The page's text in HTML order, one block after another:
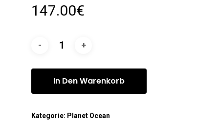
147.00€
In Den Warenkorb
Kategorie: Planet Ocean